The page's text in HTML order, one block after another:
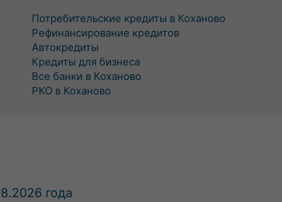
Потребительские кредиты в Коханово
Рефинансирование кредитов
Автокредиты
Кредиты для бизнеса
Все банки в Коханово
РКО в Коханово
года